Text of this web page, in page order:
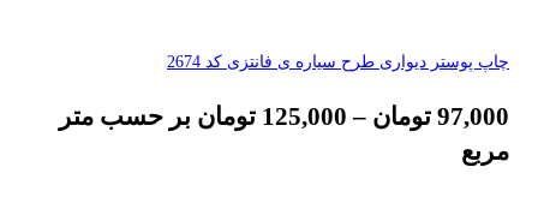
چاپ پوستر دیواری طرح سیاره ی فانتزی کد 2674
97,000 تومان –
125,000 تومان بر حسب متر
مربع